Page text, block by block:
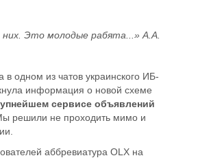
Это молодые рабята...» А.А.
в одном из чатов украинского ИБ-
информация о новой схеме
сервисе объявлений
решили не проходить мимо и
аббревиатура OLX на